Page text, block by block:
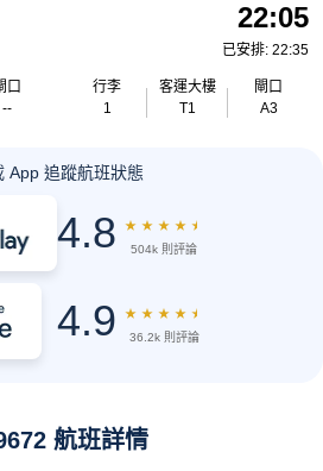
口
--
22:05
已安排: 22:35
行李
1
客運大樓
T1
閘口
A3
App 追蹤航班狀態
4.8 ★ ★ ★ ★ ★
504k 則評論
4.9 ★ ★ ★ ★ ★
36.2k 則評論
航班詳情